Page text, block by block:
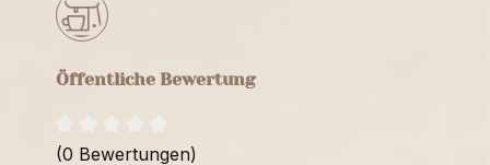
Öffentliche Bewertung
(0 Bewertungen)